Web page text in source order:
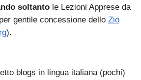
soltanto le Lezioni Apprese da
gentile concessione dello Zio
).
blogs in lingua italiana (pochi)